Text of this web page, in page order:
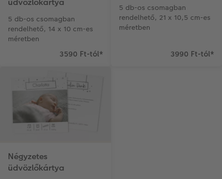
5 db-os csomagban
rendelhető, 14 x 10 cm-es
méretben
3590 Ft-tól*
5 db-os csomagban
rendelhető, 21 x 10,5 cm-es
méretben
3990 Ft-tól*
Négyzetes
üdvözlőkártya